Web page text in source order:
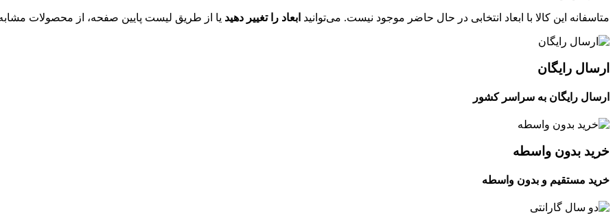
متاسفانه این کالا با ابعاد انتخابی در حال حاضر موجود نیست. می‌توانید ابعاد را تغییر دهید یا از طریق لیست پایین صفحه، از محصولات مشابه
ارسال رایگان
ارسال رایگان به سراسر کشور
خرید بدون واسطه
خرید مستقیم و بدون واسطه